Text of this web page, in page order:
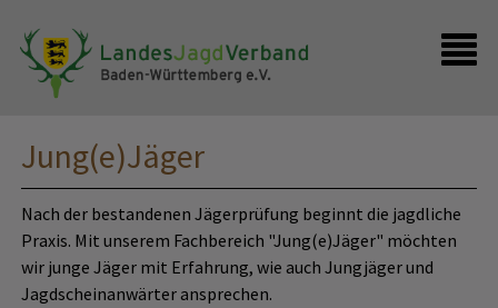
Shop
Kontakt
Anmelden
Jung(e)Jäger
Nach der bestandenen Jägerprüfung beginnt die jagdliche
Praxis. Mit unserem Fachbereich "Jung(e)Jäger" möchten
wir junge Jäger mit Erfahrung, wie auch Jungjäger und
Jagdscheinanwärter ansprechen.